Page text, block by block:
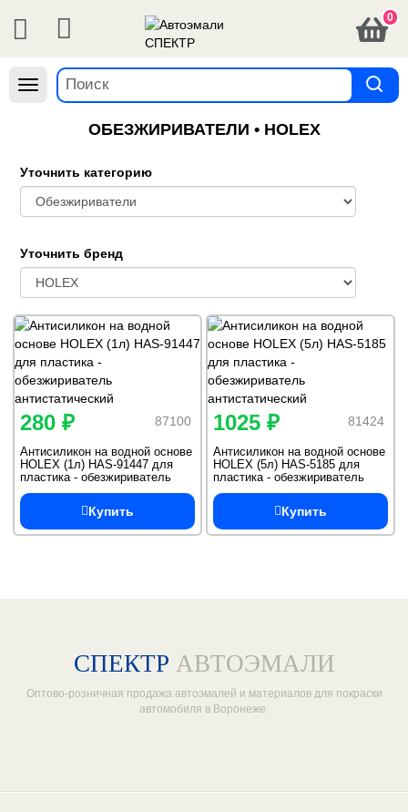
0
Навигация
ОБЕЗЖИРИВАТЕЛИ • HOLEX
Уточнить категорию
Уточнить бренд
87100
280 ₽
Антисиликон на водной основе
HOLEX (1л) HAS-91447 для
пластика - обезжириватель
антистатический
Купить
81424
1025 ₽
Антисиликон на водной основе
HOLEX (5л) HAS-5185 для
пластика - обезжириватель
антистатический
Купить
СПЕКТР АВТОЭМАЛИ
Оптово-розничная продажа автоэмалей и материалов для покраски
автомобиля в Воронеже.